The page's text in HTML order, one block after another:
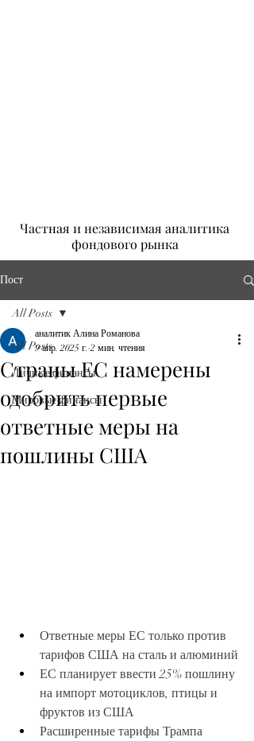
Частная и независимая аналитика
фондового рынка
Пост
All Posts
Личные финансы
Мировые финансы
All Posts
Страны ЕС намерены
одобрить первые
ответные меры на
пошлины США
аналитик Алина Романова
9 апр. 2025 г. 2 мин. чтения
Ответные меры ЕС только против
тарифов США на сталь и алюминий
ЕС планирует ввести 25% пошлину
на импорт мотоциклов, птицы и
фруктов из США
Расширенные тарифы Трампа